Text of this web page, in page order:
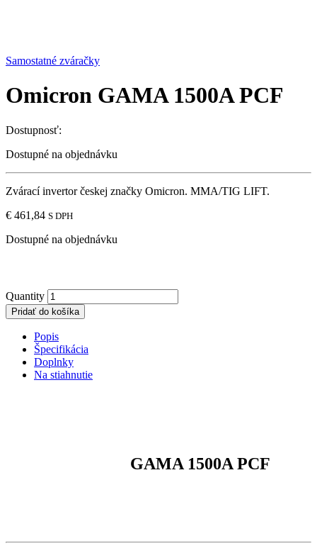
Samostatné zváračky
Omicron GAMA 1500A PCF
Dostupnosť:
Dostupné na objednávku
Zvárací invertor českej značky Omicron. MMA/TIG LIFT.
€ 461,84 S DPH
Dostupné na objednávku
Quantity
Pridať do košíka
Popis
Špecifikácia
Doplnky
Na stiahnutie
GAMA 1500A PCF